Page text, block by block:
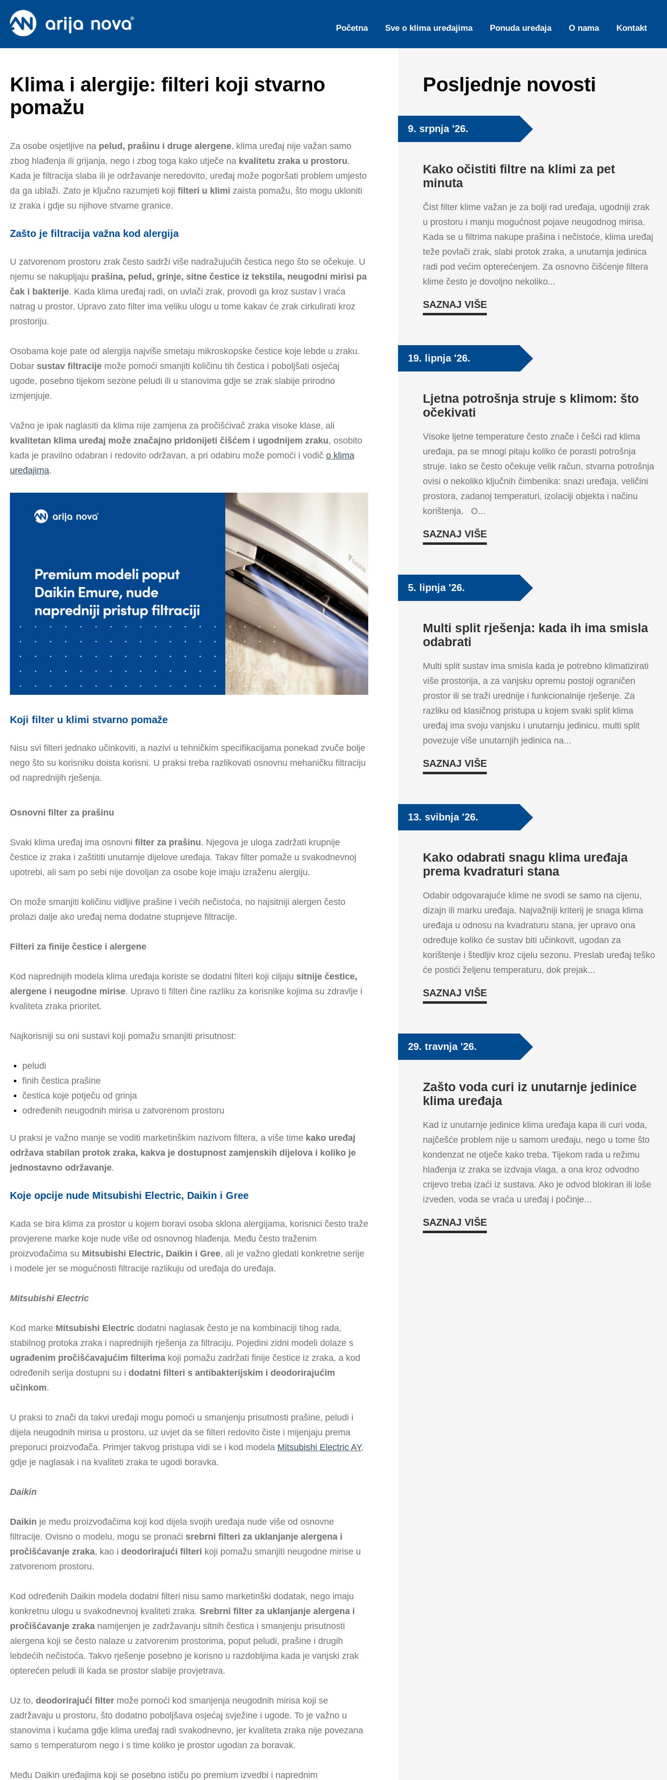
Početna Sve o klima uređajima Ponuda uređaja O nama Kontakt
Klima i alergije: filteri koji stvarno
pomažu
Za osobe osjetljive na pelud, prašinu i druge alergene, klima uređaj nije važan samo
zbog hlađenja ili grijanja, nego i zbog toga kako utječe na kvalitetu zraka u prostoru.
Kada je filtracija slaba ili je održavanje neredovito, uređaj može pogoršati problem umjesto
da ga ublaži. Zato je ključno razumjeti koji filteri u klimi zaista pomažu, što mogu ukloniti
iz zraka i gdje su njihove stvarne granice.
Zašto je filtracija važna kod alergija
U zatvorenom prostoru zrak često sadrži više nadražujućih čestica nego što se očekuje. U
njemu se nakupljaju prašina, pelud, grinje, sitne čestice iz tekstila, neugodni mirisi pa
čak i bakterije. Kada klima uređaj radi, on uvlači zrak, provodi ga kroz sustav i vraća
natrag u prostor. Upravo zato filter ima veliku ulogu u tome kakav će zrak cirkulirati kroz
prostoriju.
Osobama koje pate od alergija najviše smetaju mikroskopske čestice koje lebde u zraku.
Dobar sustav filtracije može pomoći smanjiti količinu tih čestica i poboljšati osjećaj
ugode, posebno tijekom sezone peludi ili u stanovima gdje se zrak slabije prirodno
izmjenjuje.
Važno je ipak naglasiti da klima nije zamjena za pročišćivač zraka visoke klase, ali
kvalitetan klima uređaj može značajno pridonijeti čišćem i ugodnijem zraku, osobito
kada je pravilno odabran i redovito održavan, a pri odabiru može pomoći i vodič o klima
uređajima.
Koji filter u klimi stvarno pomaže
Nisu svi filteri jednako učinkoviti, a nazivi u tehničkim specifikacijama ponekad zvuče bolje
nego što su korisniku doista korisni. U praksi treba razlikovati osnovnu mehaničku filtraciju
od naprednijih rješenja.
Osnovni filter za prašinu
Svaki klima uređaj ima osnovni filter za prašinu. Njegova je uloga zadržati krupnije
čestice iz zraka i zaštititi unutarnje dijelove uređaja. Takav filter pomaže u svakodnevnoj
upotrebi, ali sam po sebi nije dovoljan za osobe koje imaju izraženu alergiju.
On može smanjiti količinu vidljive prašine i većih nečistoća, no najsitniji alergen često
prolazi dalje ako uređaj nema dodatne stupnjeve filtracije.
Filteri za finije čestice i alergene
Kod naprednijih modela klima uređaja koriste se dodatni filteri koji ciljaju sitnije čestice,
alergene i neugodne mirise. Upravo ti filteri čine razliku za korisnike kojima su zdravlje i
kvaliteta zraka prioritet.
Najkorisniji su oni sustavi koji pomažu smanjiti prisutnost:
peludi
finih čestica prašine
čestica koje potječu od grinja
određenih neugodnih mirisa u zatvorenom prostoru
U praksi je važno manje se voditi marketinškim nazivom filtera, a više time kako uređaj
održava stabilan protok zraka, kakva je dostupnost zamjenskih dijelova i koliko je
jednostavno održavanje.
Koje opcije nude Mitsubishi Electric, Daikin i Gree
Kada se bira klima za prostor u kojem boravi osoba sklona alergijama, korisnici često traže
provjerene marke koje nude više od osnovnog hlađenja. Među često traženim
proizvođačima su Mitsubishi Electric, Daikin i Gree, ali je važno gledati konkretne serije
i modele jer se mogućnosti filtracije razlikuju od uređaja do uređaja.
Mitsubishi Electric
Kod marke Mitsubishi Electric dodatni naglasak često je na kombinaciji tihog rada,
stabilnog protoka zraka i naprednijih rješenja za filtraciju. Pojedini zidni modeli dolaze s
ugrađenim pročišćavajućim filterima koji pomažu zadržati finije čestice iz zraka, a kod
određenih serija dostupni su i dodatni filteri s antibakterijskim i deodorirajućim
učinkom.
U praksi to znači da takvi uređaji mogu pomoći u smanjenju prisutnosti prašine, peludi i
dijela neugodnih mirisa u prostoru, uz uvjet da se filteri redovito čiste i mijenjaju prema
preporuci proizvođača. Primjer takvog pristupa vidi se i kod modela Mitsubishi Electric AY,
gdje je naglasak i na kvaliteti zraka te ugodi boravka.
Daikin
Daikin je među proizvođačima koji kod dijela svojih uređaja nude više od osnovne
filtracije. Ovisno o modelu, mogu se pronaći srebrni filteri za uklanjanje alergena i
pročišćavanje zraka, kao i deodorirajući filteri koji pomažu smanjiti neugodne mirise u
zatvorenom prostoru.
Kod određenih Daikin modela dodatni filteri nisu samo marketinški dodatak, nego imaju
konkretnu ulogu u svakodnevnoj kvaliteti zraka. Srebrni filter za uklanjanje alergena i
pročišćavanje zraka namijenjen je zadržavanju sitnih čestica i smanjenju prisutnosti
alergena koji se često nalaze u zatvorenim prostorima, poput peludi, prašine i drugih
lebdećih nečistoća. Takvo rješenje posebno je korisno u razdobljima kada je vanjski zrak
opterećen peludi ili kada se prostor slabije provjetrava.
Uz to, deodorirajući filter može pomoći kod smanjenja neugodnih mirisa koji se
zadržavaju u prostoru, što dodatno poboljšava osjećaj svježine i ugode. To je važno u
stanovima i kućama gdje klima uređaj radi svakodnevno, jer kvaliteta zraka nije povezana
samo s temperaturom nego i s time koliko je prostor ugodan za boravak.
Među Daikin uređajima koji se posebno ističu po premium izvedbi i naprednim
Posljednje novosti
9. srpnja '26.
Kako očistiti filtre na klimi za pet
minuta
Čist filter klime važan je za bolji rad uređaja, ugodniji zrak
u prostoru i manju mogućnost pojave neugodnog mirisa.
Kada se u filtrima nakupe prašina i nečistoće, klima uređaj
teže povlači zrak, slabi protok zraka, a unutarnja jedinica
radi pod većim opterećenjem. Za osnovno čišćenje filtera
klime često je dovoljno nekoliko...
SAZNAJ VIŠE
19. lipnja '26.
Ljetna potrošnja struje s klimom: što
očekivati
Visoke ljetne temperature često znače i češći rad klima
uređaja, pa se mnogi pitaju koliko će porasti potrošnja
struje. Iako se često očekuje velik račun, stvarna potrošnja
ovisi o nekoliko ključnih čimbenika: snazi uređaja, veličini
prostora, zadanoj temperaturi, izolaciji objekta i načinu
korištenja. O...
SAZNAJ VIŠE
5. lipnja '26.
Multi split rješenja: kada ih ima smisla
odabrati
Multi split sustav ima smisla kada je potrebno klimatizirati
više prostorija, a za vanjsku opremu postoji ograničen
prostor ili se traži urednije i funkcionalnije rješenje. Za
razliku od klasičnog pristupa u kojem svaki split klima
uređaj ima svoju vanjsku i unutarnju jedinicu, multi split
povezuje više unutarnjih jedinica na...
SAZNAJ VIŠE
13. svibnja '26.
Kako odabrati snagu klima uređaja
prema kvadraturi stana
Odabir odgovarajuće klime ne svodi se samo na cijenu,
dizajn ili marku uređaja. Najvažniji kriterij je snaga klima
uređaja u odnosu na kvadraturu stana, jer upravo ona
određuje koliko će sustav biti učinkovit, ugodan za
korištenje i štedljiv kroz cijelu sezonu. Preslab uređaj teško
će postići željenu temperaturu, dok prejak...
SAZNAJ VIŠE
29. travnja '26.
Zašto voda curi iz unutarnje jedinice
klima uređaja
Kad iz unutarnje jedinice klima uređaja kapa ili curi voda,
najčešće problem nije u samom uređaju, nego u tome što
kondenzat ne otječe kako treba. Tijekom rada u režimu
hlađenja iz zraka se izdvaja vlaga, a ona kroz odvodno
crijevo treba izaći iz sustava. Ako je odvod blokiran ili loše
izveden, voda se vraća u uređaj i počinje...
SAZNAJ VIŠE